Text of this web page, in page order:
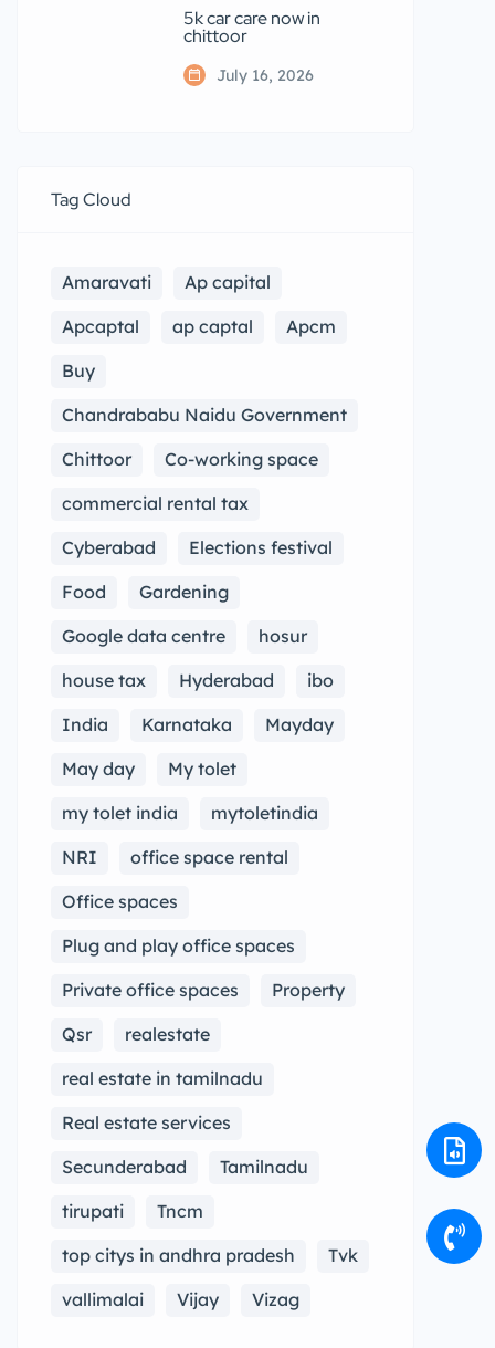
5k car care now in
chittoor
July 16, 2026
Tag Cloud
Amaravati
Ap capital
Apcaptal
ap captal
Apcm
Buy
Chandrababu Naidu Government
Chittoor
Co-working space
commercial rental tax
Cyberabad
Elections festival
Food
Gardening
Google data centre
hosur
house tax
Hyderabad
ibo
India
Karnataka
Mayday
May day
My tolet
my tolet india
mytoletindia
NRI
office space rental
Office spaces
Plug and play office spaces
Private office spaces
Property
Qsr
realestate
real estate in tamilnadu
Real estate services
Secunderabad
Tamilnadu
tirupati
Tncm
top citys in andhra pradesh
Tvk
vallimalai
Vijay Vizag